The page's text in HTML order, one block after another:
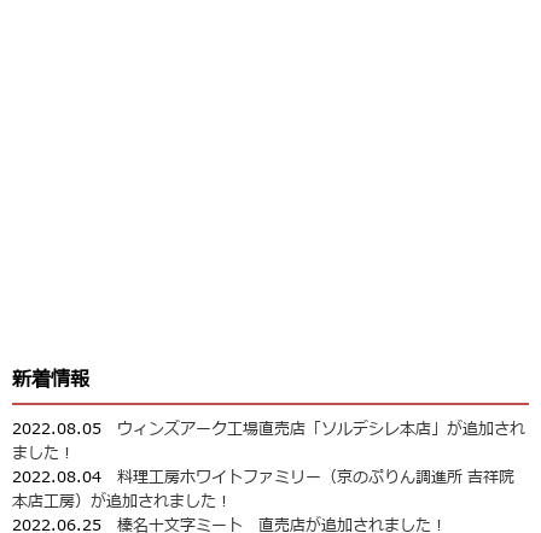
新着情報
2022.08.05 ウィンズアーク工場直売店「ソルデシレ本店」が追加され
ました！
2022.08.04 料理工房ホワイトファミリー（京のぷりん調進所 吉祥院
本店工房）が追加されました！
2022.06.25 榛名十文字ミート 直売店が追加されました！